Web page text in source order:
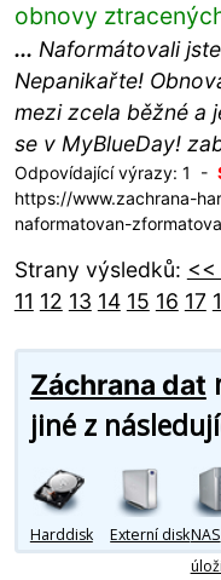
obnovy
... Naformátovali
Nepanikařte!
mezi zcela běžné a
se v MyBlueDay!
Odpovídající výrazy: 1 -
https://www.zachrana-
naformatovan-
Strany výsledků: <<
11 12 13 14 15 16 17
Záchrana dat
jiné z
Harddisk Externí diskNAS